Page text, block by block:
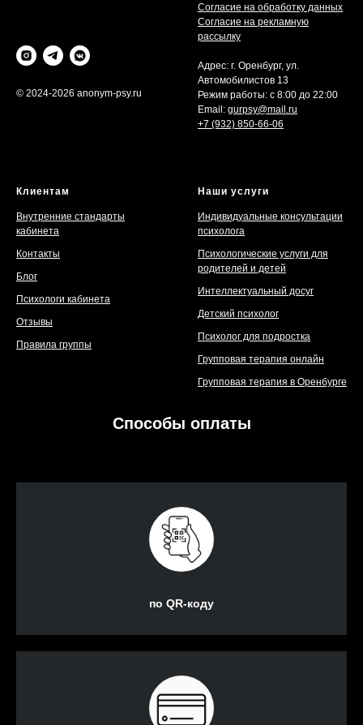
© 2024-2026 anonym-psy.ru
Согласие на обработку данных
Согласие на рекламную
рассылку
Адрес: г. Оренбург, ул.
Автомобилистов 13
Режим работы: с 8:00 до 22:00
Email: gurpsy@mail.ru
+7 (932) 850-66-06
Клиентам
Внутренние стандарты
кабинета
Контакты
Блог
Психологи кабинета
Отзывы
Правила группы
Наши услуги
Индивидуальные консультации
психолога
Психологические услуги для
родителей и детей
Интеллектуальный досуг
Детский психолог
Психолог для подростка
Групповая терапия онлайн
Групповая терапия в Оренбурге
Способы оплаты
по QR-коду